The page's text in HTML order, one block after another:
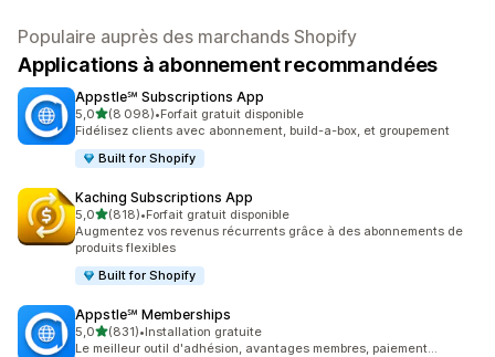
Populaire auprès des marchands Shopify
Applications à abonnement recommandées
Appstle℠ Subscriptions App
5,0étoile(s) sur 5
(8 098)
8098 avis au total
•Forfait gratuit disponible
Fidélisez clients avec abonnement, build-a-box, et groupement
Built for Shopify
Kaching Subscriptions App
5,0étoile(s) sur 5
(818)
818 avis au total
•Forfait gratuit disponible
Augmentez vos revenus récurrents grâce à des abonnements de
produits flexibles
Built for Shopify
Appstle℠ Memberships
5,0étoile(s) sur 5
(831)
831 avis au total
•Installation gratuite
Le meilleur outil d'adhésion, avantages membres, paiement...